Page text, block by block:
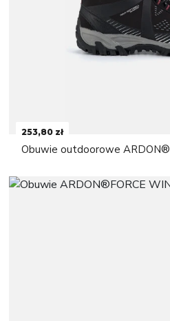
253,80 zł
Obuwie outdoorowe